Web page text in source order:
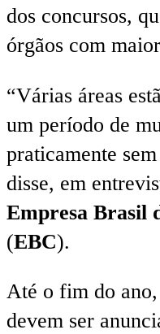
dos concursos,
órgãos com
“Várias áreas
um período de
praticamente
disse, em
Empresa Brasil
(EBC).
Até o fim do
devem ser